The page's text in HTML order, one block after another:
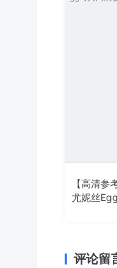
【高清
尤妮丝
评论留